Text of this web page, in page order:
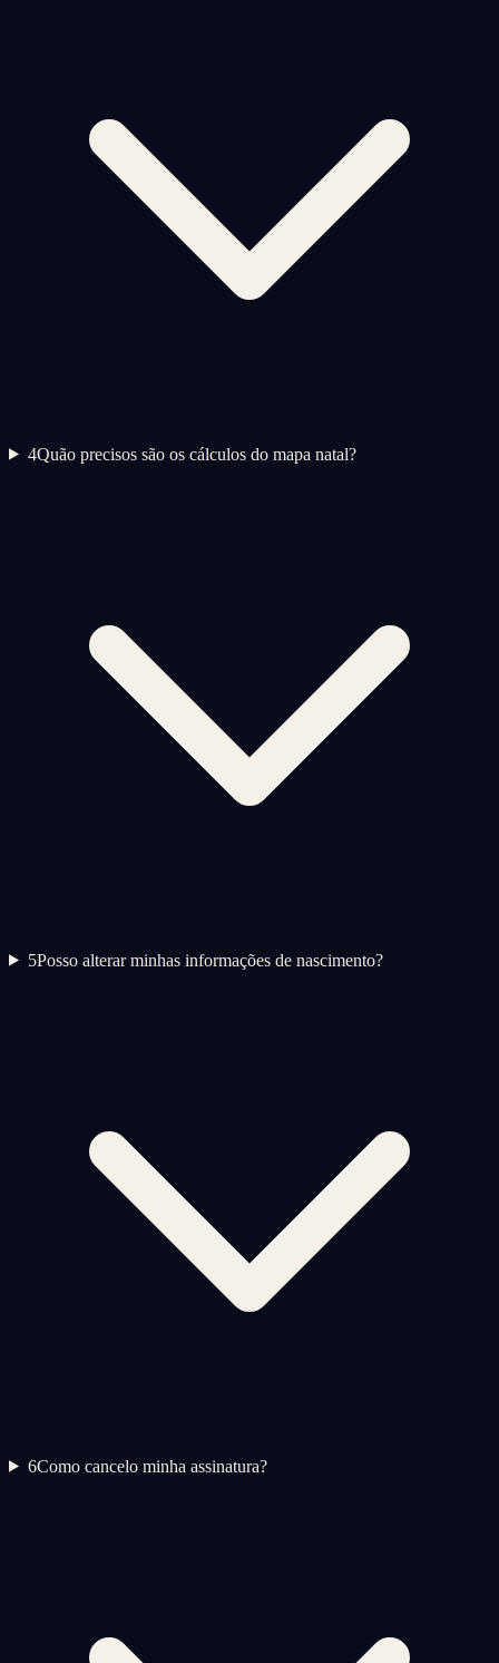
4Quão precisos são os cálculos do mapa natal?
5Posso alterar minhas informações de nascimento?
6Como cancelo minha assinatura?